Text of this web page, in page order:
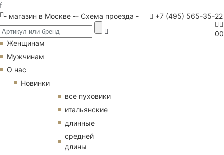
f
- магазин в Москве -- Схема проезда - +7 (495) 565-35-22
00
Женщинам
Мужчинам
О нас
Новинки
все пуховики
итальянские
длинные
средней
длины